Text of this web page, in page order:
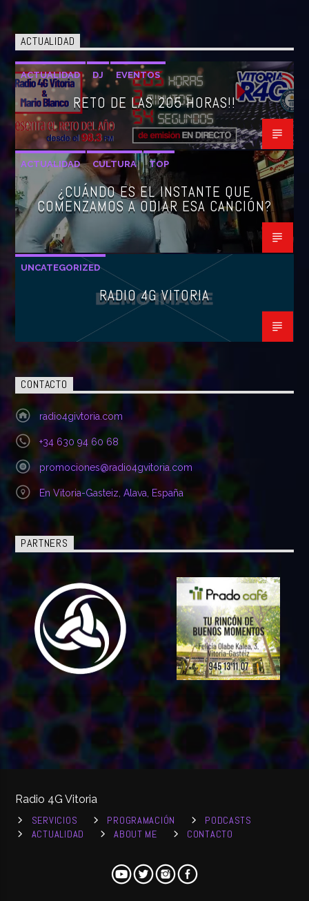
ACTUALIDAD
ACTUALIDAD DJ EVENTOS
RETO DE LAS 205 HORAS!!
ACTUALIDAD CULTURA TOP
¿CUÁNDO ES EL INSTANTE QUE
COMENZAMOS A ODIAR ESA CANCIÓN?
UNCATEGORIZED
RADIO 4G VITORIA
CONTACTO
radio4givtoria.com
+34 630 94 60 68
promociones@radio4gvitoria.com
En Vitoria-Gasteiz, Alava, España
PARTNERS
Radio 4G Vitoria
SERVICIOS PROGRAMACIÓN
PODCASTS
ACTUALIDAD
ABOUT ME CONTACTO